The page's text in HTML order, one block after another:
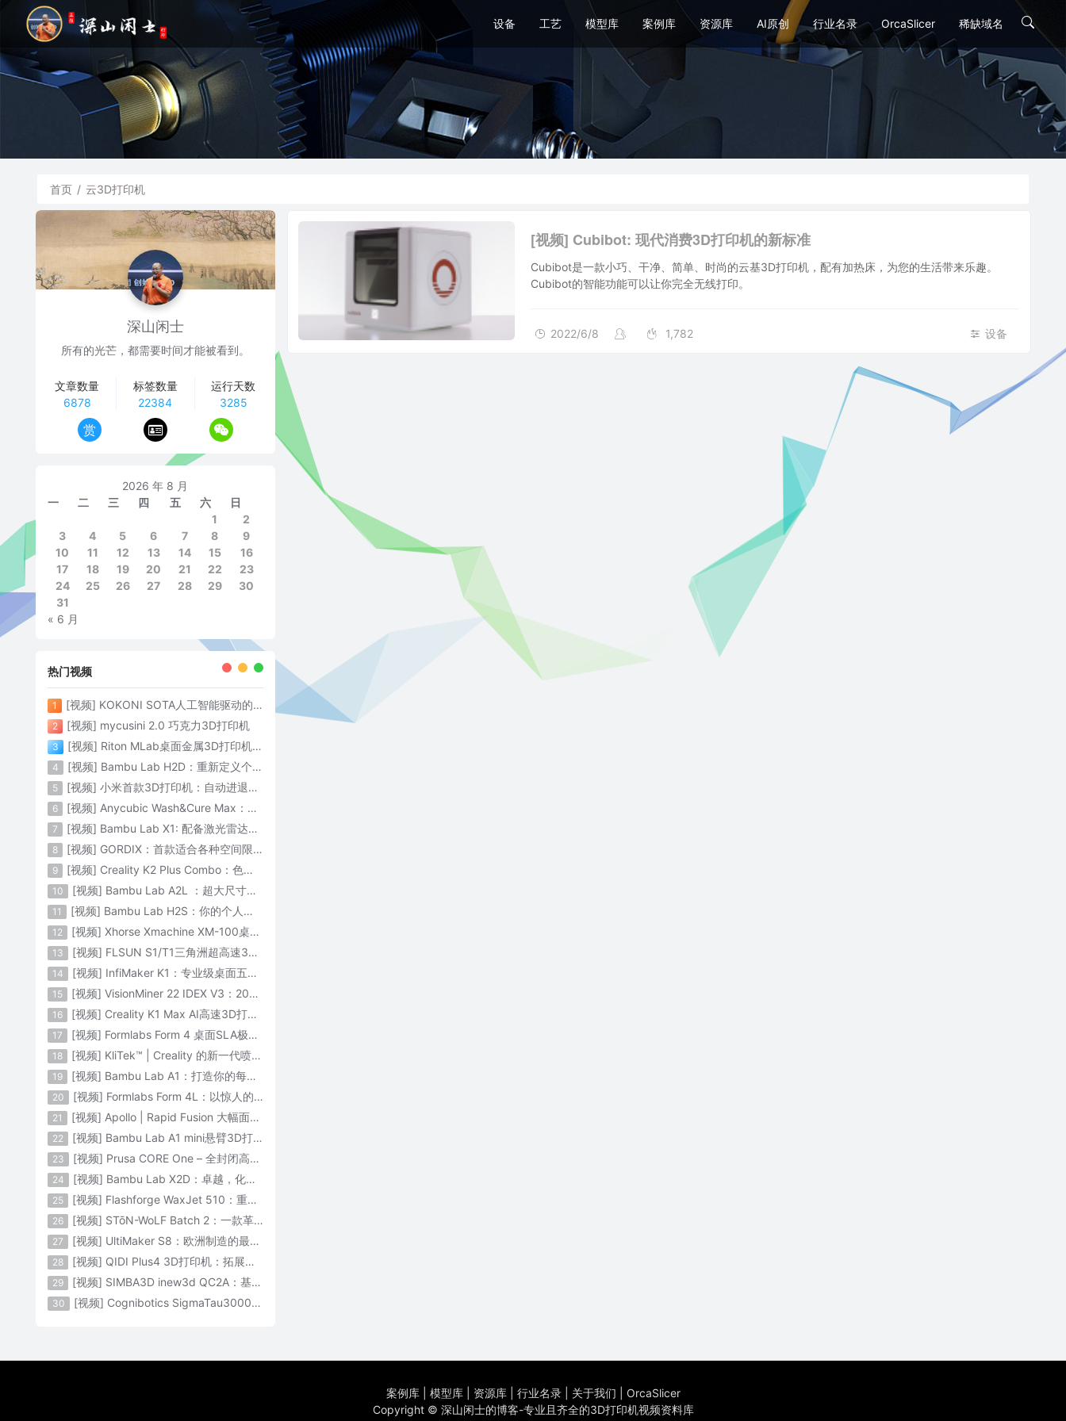
设备 工艺 模型库 案例库 资源库 AI原创 行业名录 OrcaSlicer 稀缺域名
首页 / 云3D打印机
[视频] Cubibot: 现代消费3D打印机的新标准
Cubibot是一款小巧、干净、简单、时尚的云基3D打印机，配有加热床，为您的生活带来乐趣。
Cubibot的智能功能可以让你完全无线打印。
设备
2022/6/8 1,782
深山闲士
所有的光芒，都需要时间才能被看到。
文章数量
6878
标签数量
22384
运行天数
3285
赏
2026 年 8 月
一
二 三 四 五 六
日
1
2
3
4 5 6 7 8
9
10
11 12 13 14 15
16
17
18 19 20 21 22
23
24
25 26 27 28 29
30
31
« 6 月
热门视频
1 [视频] KOKONI SOTA人工智能驱动的3D打印革命 倒立打印600mm/s
2 [视频] mycusini 2.0 巧克力3D打印机
3 [视频] Riton MLab桌面金属3D打印机：体积小性能强大
4 [视频] Bambu Lab H2D：重新定义个人智造
5 [视频] 小米首款3D打印机：自动进退料、AI云切片、人脸拍照建模 3D玩家兴趣首选
6 [视频] Anycubic Wash&Cure Max：清洗+后固化二合一设备
7 [视频] Bambu Lab X1: 配备激光雷达和人工智能的CoreXY彩色3D打印机
8 [视频] GORDIX：首款适合各种空间限制的3合1便携式数控机床
9 [视频] Creality K2 Plus Combo：色彩与尺寸的史诗级飞跃
10 [视频] Bambu Lab A2L ：超大尺寸家用打印机 告别拆件 轻松一体成型
11 [视频] Bambu Lab H2S：你的个人智造中心
12 [视频] Xhorse Xmachine XM-100桌面级五轴CNC机床：卓越的精度和效率
13 [视频] FLSUN S1/T1三角洲超高速3D打印机 打印速度1200mm/s
14 [视频] InfiMaker K1：专业级桌面五轴数控机床
15 [视频] VisionMiner 22 IDEX V3：2024年最佳工程材料3D打印机
16 [视频] Creality K1 Max AI高速3D打印机：600mm/s打印速度 史诗般的飞跃
17 [视频] Formlabs Form 4 桌面SLA极速3D打印机 工业级打印质量
18 [视频] KliTek™ | Creality 的新一代喷嘴更换系统
19 [视频] Bambu Lab A1：打造你的每一份热爱
20 [视频] Formlabs Form 4L：以惊人的速度获得工业级部件
21 [视频] Apollo | Rapid Fusion 大幅面颗粒3D打印系统
22 [视频] Bambu Lab A1 mini悬臂3D打印机：让多色打印成为标配
23 [视频] Prusa CORE One – 全封闭高速CoreXY 3D打印机配备主动腔体温度控制
24 [视频] Bambu Lab X2D：卓越，化繁为简！
25 [视频] Flashforge WaxJet 510：重新定义精度 专为K金珠宝铸造而生
26 [视频] STōN-WoLF Batch 2：一款革命性的“飞行龙门架”3D打印机
27 [视频] UltiMaker S8：欧洲制造的最快的桌面双材料专业3D打印机
28 [视频] QIDI Plus4 3D打印机：拓展您的想象力
29 [视频] SIMBA3D inew3d QC2A：基于AI建模的桌面全彩色3D打印机
30 [视频] Cognibotics SigmaTau3000 轻型机器人：智能制造的未来
案例库| 模型库| 资源库| 行业名录| 关于我们
OrcaSlicer
Copyright © 深山闲士的博客-专业且齐全的3D打印机视频资料库